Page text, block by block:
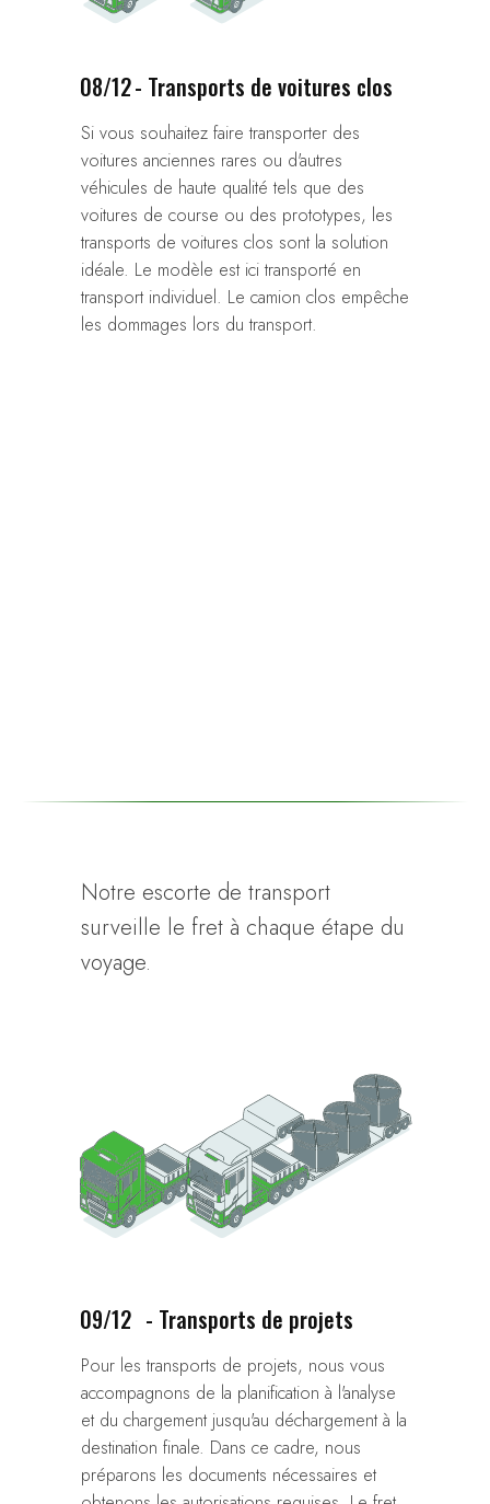
- Transports de voitures clos
08/12
Si vous souhaitez faire transporter des
voitures anciennes rares ou d'autres
véhicules de haute qualité tels que des
voitures de course ou des prototypes, les
transports de voitures clos sont la solution
idéale. Le modèle est ici transporté en
transport individuel. Le camion clos empêche
les dommages lors du transport.
- Transports de projets
09/12
Pour les transports de projets, nous vous
accompagnons de la planification à l'analyse
et du chargement jusqu'au déchargement à la
destination finale. Dans ce cadre, nous
préparons les documents nécessaires et
Notre escorte de transport
surveille le fret à chaque étape du
voyage.